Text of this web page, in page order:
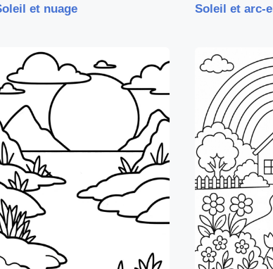
et nuage Soleil et arc-